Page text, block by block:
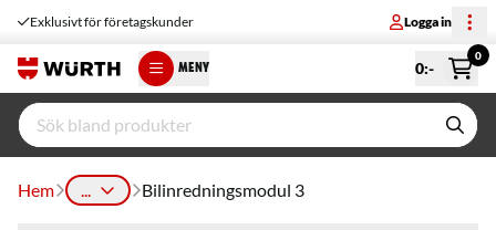
Exklusivt för företagskunder Logga in
MENY 0:-
0
Hem ... Bilinredningsmodul 3